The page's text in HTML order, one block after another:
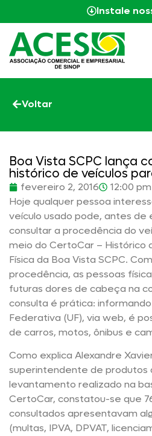
Instale
Voltar
Boa Vista SCPC lança
histórico de veículos
fevereiro 2, 2016
12:00 pm
Hoje qualquer pessoa
veículo usado pode, antes
consultar a procedência do
meio do CertoCar – Histórico
Física da Boa Vista SCPC.
procedência, as pessoas
futuras dores de cabeça na
consulta é prática:
Federativa (UF), via web, é
de carros, motos, ônibus e
Como explica Alexandre
superintendente de produtos
levantamento realizado na
CertoCar, constatou-se que
consultados apresentavam
(multas, IPVA, DPVAT,